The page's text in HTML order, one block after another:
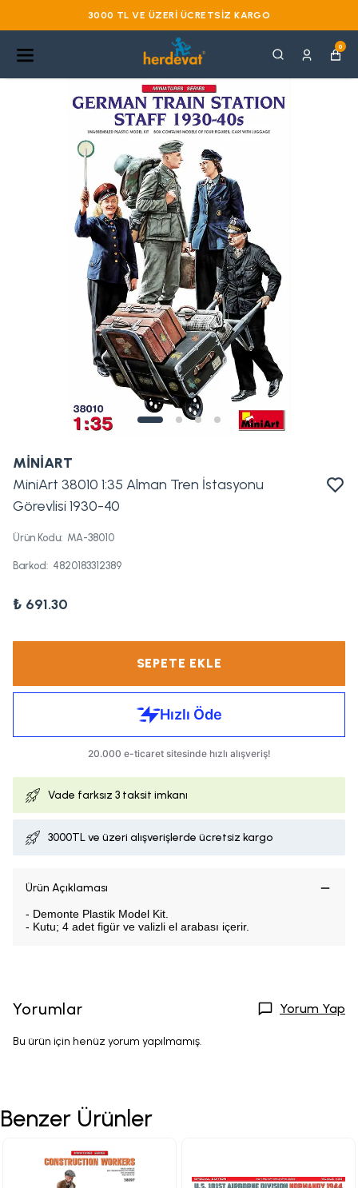
3000 TL VE ÜZERI ÜCRETSIZ KARGO
0
MİNİART
MiniArt 38010 1:35 Alman Tren İstasyonu
Görevlisi 1930-40
Ürün Kodu: MA-38010
Barkod: 4820183312389
₺ 691.30
SEPETE EKLE
Vade farksız 3 taksit imkanı
3000TL ve üzeri alışverişlerde ücretsiz kargo
Ürün Açıklaması
- Demonte Plastik Model Kit.
- Kutu; 4 adet figür ve valizli el arabası içerir.
Yorumlar Yorum Yap
Bu ürün için henüz yorum yapılmamış.
Benzer Ürünler